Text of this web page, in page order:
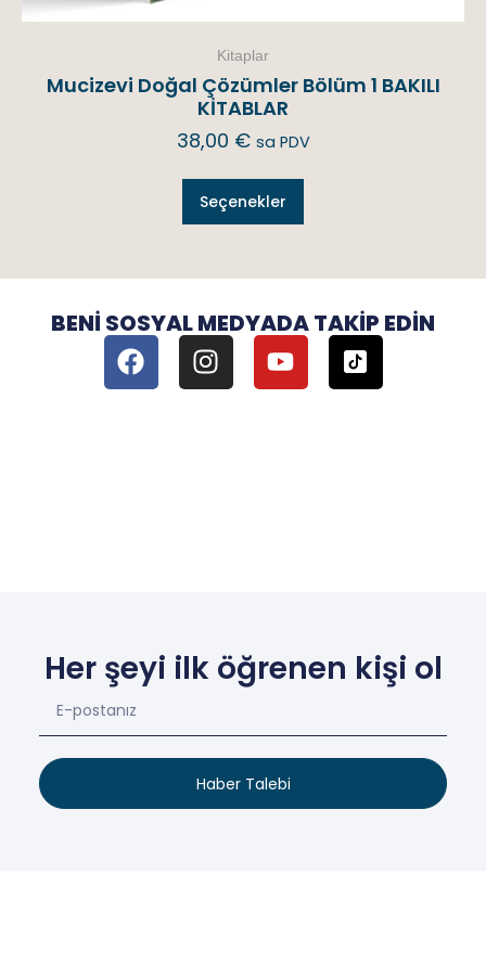
Kitaplar
Mucizevi Doğal Çözümler Bölüm 1 BAKILI
KİTABLAR
38,00 € sa PDV
Seçenekler
BENI SOSYAL MEDYADA TAKIP EDIN
Her şeyi ilk öğrenen kişi ol
Haber Talebi